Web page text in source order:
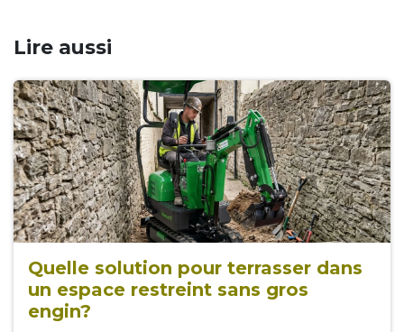
Lire aussi
Quelle solution pour terrasser dans
un espace restreint sans gros
engin?